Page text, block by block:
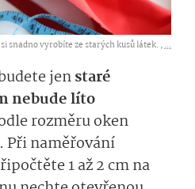
snadno vyrobíte ze starých kusů látek. ,...
jenstaré
nebude líto
rozměru oken
. Při naměřování
1 až 2 cm na